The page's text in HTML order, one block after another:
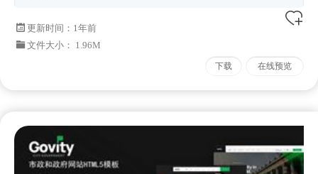
更新时间： 1年前
文件大小： 1.96M
下载 在线预览